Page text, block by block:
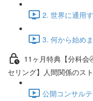
2. 世界に通用
3. 何から始め
11ヶ月特典【分科
セリング】人間関係のス
公開コンサル